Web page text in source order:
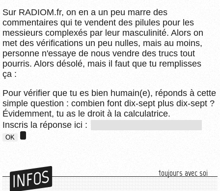
Sur RADIOM.fr, on en a un peu marre des
commentaires qui te vendent des pilules pour les
messieurs complexés par leur masculinité. Alors on
met des vérifications un peu nulles, mais au moins,
personne n'essaye de nous vendre des trucs tout
pourris. Alors désolé, mais il faut que tu remplisses
ça :
Pour vérifier que tu es bien humain(e), réponds à cette
simple question : combien font dix-sept plus dix-sept ?
Évidemment, tu as le droit à la calculatrice.
Inscris la réponse ici :
INFOS toujours avec soi